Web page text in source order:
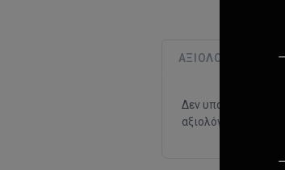
ΑΞΙΟΛΟΓΉΣΕΙΣ (0)
Δεν υπάρχουν
αξιολόγηση.